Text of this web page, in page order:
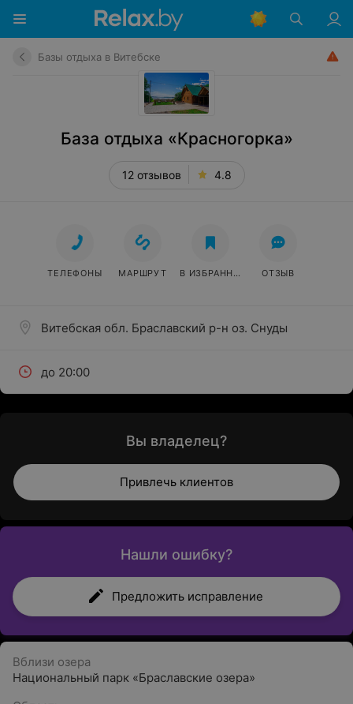
Базы отдыха в Витебске
База отдыха «Красногорка»
12 отзывов 4.8
Витебская обл. Браславский р-н оз. Снуды
до 20:00
ТЕЛЕФОНЫ МАРШРУТ В ИЗБРАННОЕ ОТЗЫВ
Вы владелец?
Привлечь клиентов
Нашли ошибку?
Предложить исправление
Вблизи озера
Национальный парк «Браславские озера»